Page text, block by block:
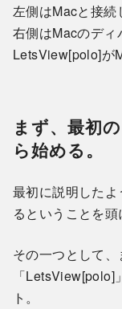
左側はMacと接続
右側はMacのディ
LetsView[polo]が
まず、最初
ら始める。
最初に説明した
るということを頭
その一つとして
「
ト。